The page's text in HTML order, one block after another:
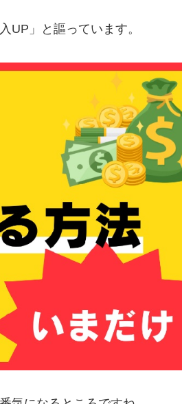
UP」 と謳っています。